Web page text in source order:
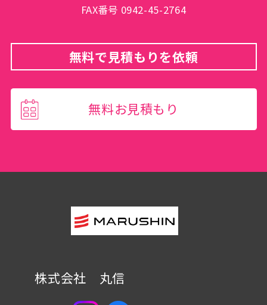
FAX番号 0942-45-2764
無料で見積もりを依頼
無料お見積もり
株式会社 丸信